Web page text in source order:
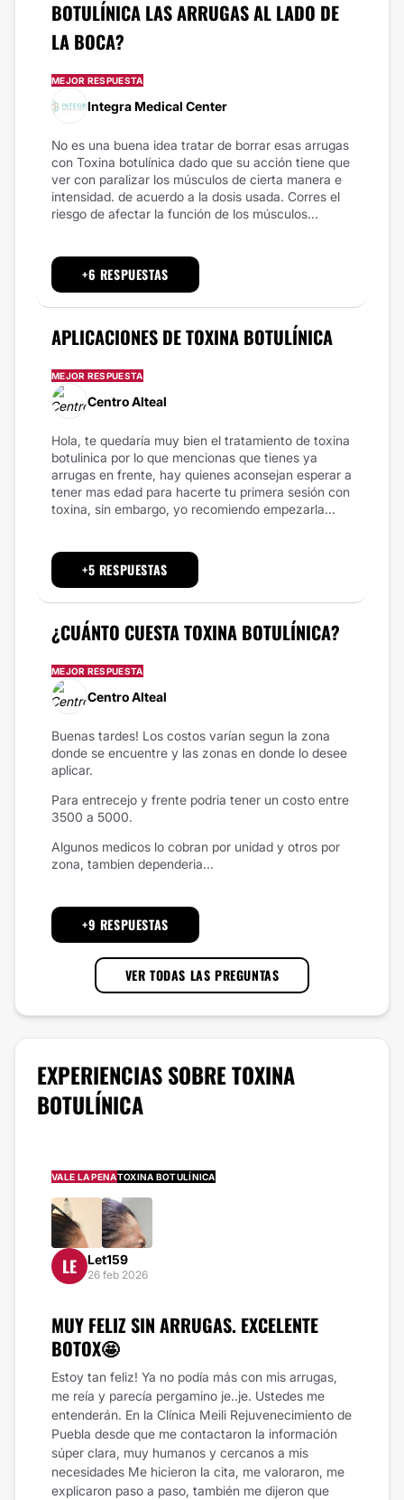
BOTULÍNICA LAS ARRUGAS AL LADO DE
LA BOCA?
MEJOR RESPUESTA
Integra Medical Center
No es una buena idea tratar de borrar esas arrugas
con Toxina botulínica dado que su acción tiene que
ver con paralizar los músculos de cierta manera e
intensidad. de acuerdo a la dosis usada. Corres el
riesgo de afectar la función de los músculos...
+6 RESPUESTAS
APLICACIONES DE TOXINA BOTULÍNICA
MEJOR RESPUESTA
Centro Alteal
Hola, te quedaría muy bien el tratamiento de toxina
botulinica por lo que mencionas que tienes ya
arrugas en frente, hay quienes aconsejan esperar a
tener mas edad para hacerte tu primera sesión con
toxina, sin embargo, yo recomiendo empezarla...
+5 RESPUESTAS
¿CUÁNTO CUESTA TOXINA BOTULÍNICA?
MEJOR RESPUESTA
Centro Alteal
Buenas tardes! Los costos varían segun la zona
donde se encuentre y las zonas en donde lo desee
aplicar.
Para entrecejo y frente podria tener un costo entre
3500 a 5000.
Algunos medicos lo cobran por unidad y otros por
zona, tambien dependeria...
+9 RESPUESTAS
VER TODAS LAS PREGUNTAS
EXPERIENCIAS SOBRETOXINA
BOTULÍNICA
VALE LA PENATOXINA BOTULÍNICA
LE Let159
26 feb 2026
MUY FELIZ SIN ARRUGAS. EXCELENTE
BOTOX🤩
Estoy tan feliz! Ya no podía más con mis arrugas,
me reía y parecía pergamino je..je. Ustedes me
entenderán. En la Clínica Meili Rejuvenecimiento de
Puebla desde que me contactaron la información
súper clara, muy humanos y cercanos a mis
necesidades Me hicieron la cita, me valoraron, me
explicaron paso a paso, también me dijeron que